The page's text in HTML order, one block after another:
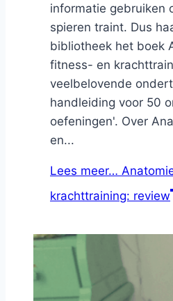
informatie gebruiken
spieren traint. Dus
bibliotheek het boek
fitness- en
veelbelovende
handleiding voor 50
oefeningen'. Over
en...
Lees meer…
krachttraining: review